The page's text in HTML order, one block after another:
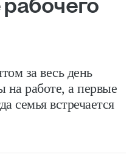
за весь день
на работе, а первые
семья встречается